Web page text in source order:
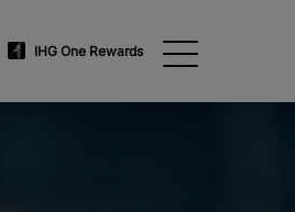
IHG One Rewards